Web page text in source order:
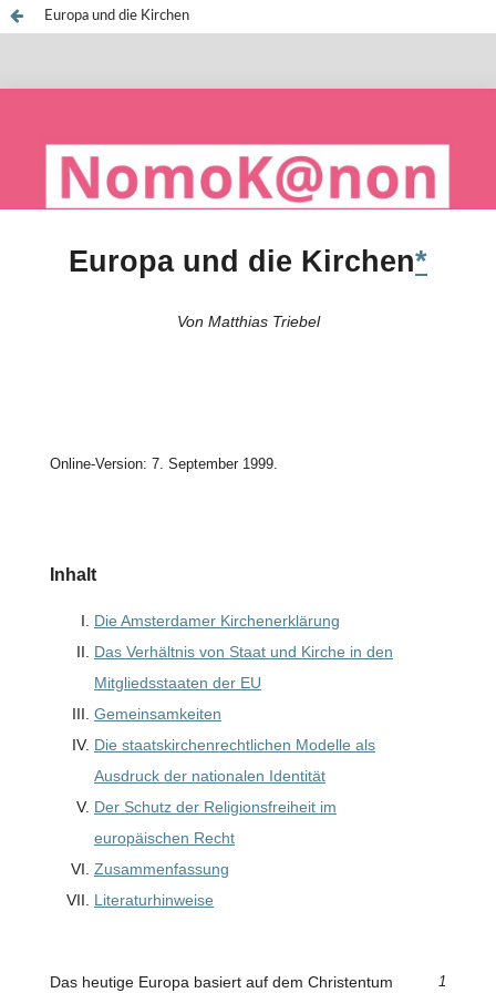
Europa und die Kirchen